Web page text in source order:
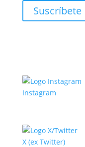
Suscríbete
Instagram
X (ex Twitter)